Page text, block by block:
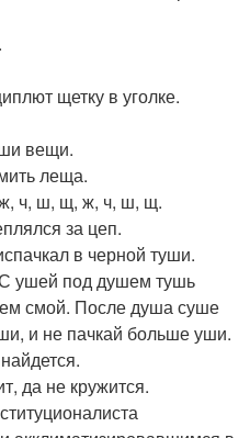
щетку в уголке.
вещи.
леща.
ч, ш, щ, ж, ч, ш, щ.
за цеп.
в черной туши.
ушей под душем тушь
смой. После душа суше
и не пачкай больше уши.
да не кружится.